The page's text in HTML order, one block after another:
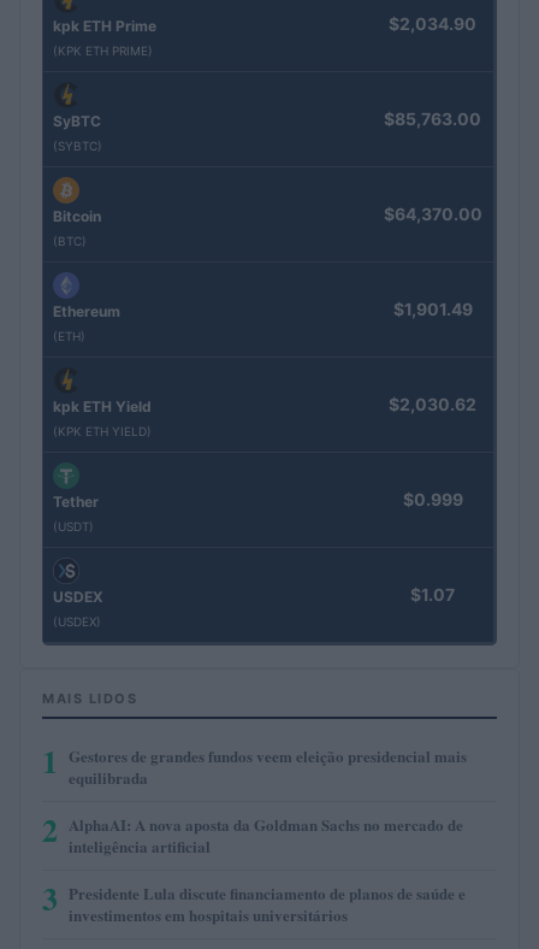
kpk ETH Prime
(KPK ETH PRIME)
$2,034.90
SyBTC
(SYBTC)
$85,763.00
Bitcoin
(BTC)
$64,370.00
Ethereum
(ETH)
$1,901.49
kpk ETH Yield
(KPK ETH YIELD)
$2,030.62
Tether
(USDT)
$0.999
USDEX
(USDEX)
$1.07
MAIS LIDOS
1
Gestores de grandes fundos veem eleição presidencial mais
equilibrada
2 AlphaAI: A nova aposta da Goldman Sachs no mercado de
inteligência artificial
3 Presidente Lula discute financiamento de planos de saúde e
investimentos em hospitais universitários